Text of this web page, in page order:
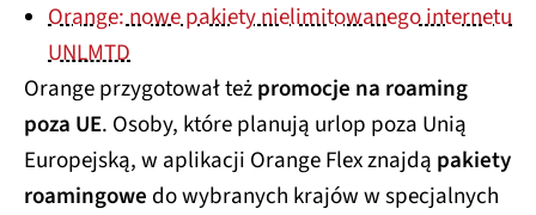
Orange: nowe pakiety nielimitowanego internetu
UNLMTD
Orange przygotował teżpromocje na roaming
poza UE. Osoby, które planują urlop poza Unią
Europejską, w aplikacji Orange Flex znajdą pakiety
roamingowe do wybranych krajów w specjalnych